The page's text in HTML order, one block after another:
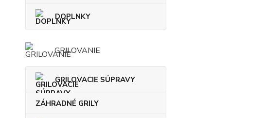
DOPLNKY
GRILOVANIE
GRILOVACIE SÚPRAVY
ZÁHRADNÉ GRILY